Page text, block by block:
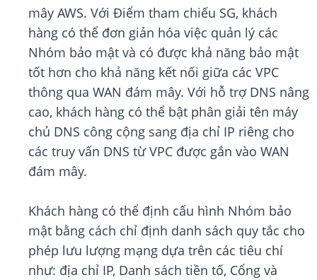
mây AWS. Với Điểm tham chiếu SG, khách
hàng có thể đơn giản hóa việc quản lý các
Nhóm bảo mật và có được khả năng bảo mật
tốt hơn cho khả năng kết nối giữa các VPC
thông qua WAN đám mây. Với hỗ trợ DNS nâng
cao, khách hàng có thể bật phân giải tên máy
chủ DNS công cộng sang địa chỉ IP riêng cho
các truy vấn DNS từ VPC được gắn vào WAN
đám mây.
Khách hàng có thể định cấu hình Nhóm bảo
mật bằng cách chỉ định danh sách quy tắc cho
phép lưu lượng mạng dựa trên các tiêu chí
như: địa chỉ IP, Danh sách tiền tố, Cổng và